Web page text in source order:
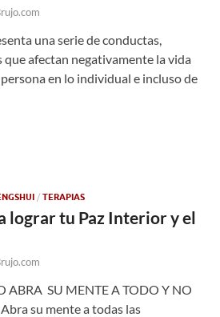
una serie de conductas,
afectan negativamente la vida
en lo individual e incluso de
/ TERAPIAS
lograr tu Paz Interior y el
ABRA SU MENTE A TODO Y NO
su mente a todas las